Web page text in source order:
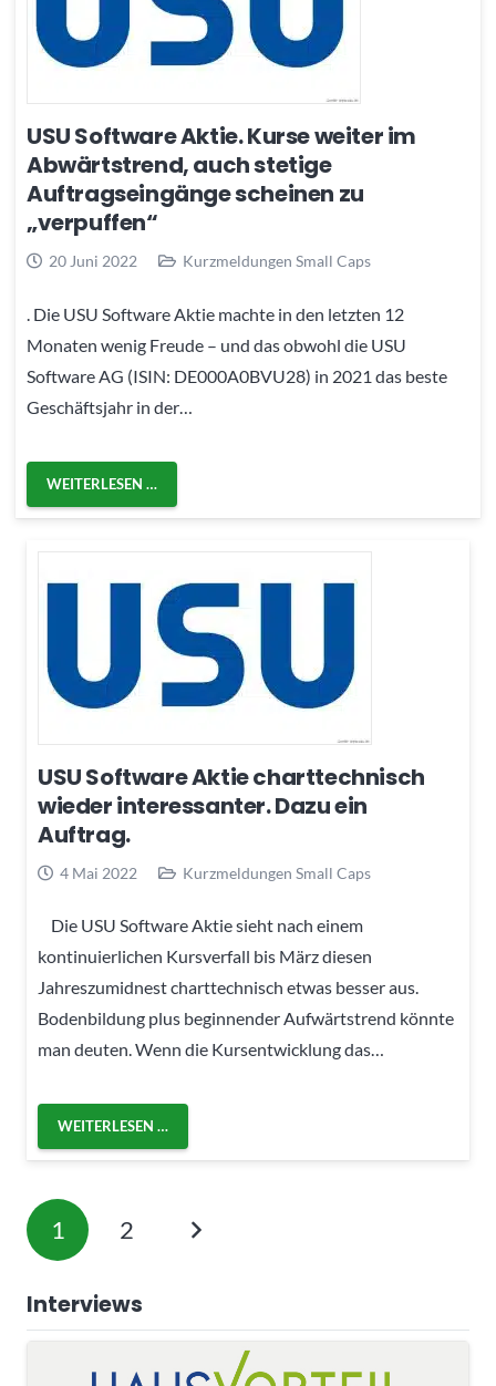
USU Software Aktie. Kurse weiter im
Abwärtstrend, auch stetige
Auftragseingänge scheinen zu
„verpuffen“
20 Juni 2022 Kurzmeldungen Small Caps
. Die USU Software Aktie machte in den letzten 12
Monaten wenig Freude – und das obwohl die USU
Software AG (ISIN: DE000A0BVU28) in 2021 das beste
Geschäftsjahr in der…
WEITERLESEN …
USU Software Aktie charttechnisch
wieder interessanter. Dazu ein
Auftrag.
4 Mai 2022 Kurzmeldungen Small Caps
Die USU Software Aktie sieht nach einem
kontinuierlichen Kursverfall bis März diesen
Jahreszumidnest charttechnisch etwas besser aus.
Bodenbildung plus beginnender Aufwärtstrend könnte
man deuten. Wenn die Kursentwicklung das…
WEITERLESEN …
1 2
Interviews